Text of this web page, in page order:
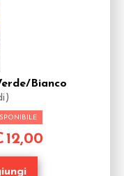
Bianco
12,00